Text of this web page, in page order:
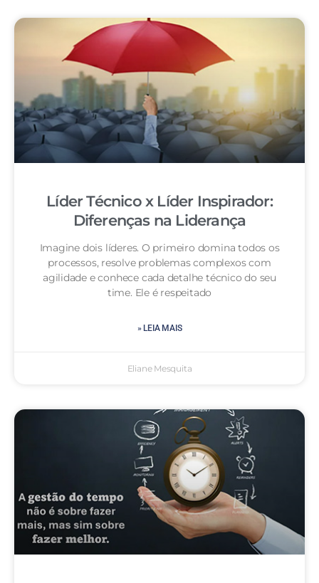
Líder Técnico x Líder Inspirador:
Diferenças na Liderança
Imagine dois líderes. O primeiro domina todos os
processos, resolve problemas complexos com
agilidade e conhece cada detalhe técnico do seu
time. Ele é respeitado
» LEIA MAIS
Eliane Mesquita